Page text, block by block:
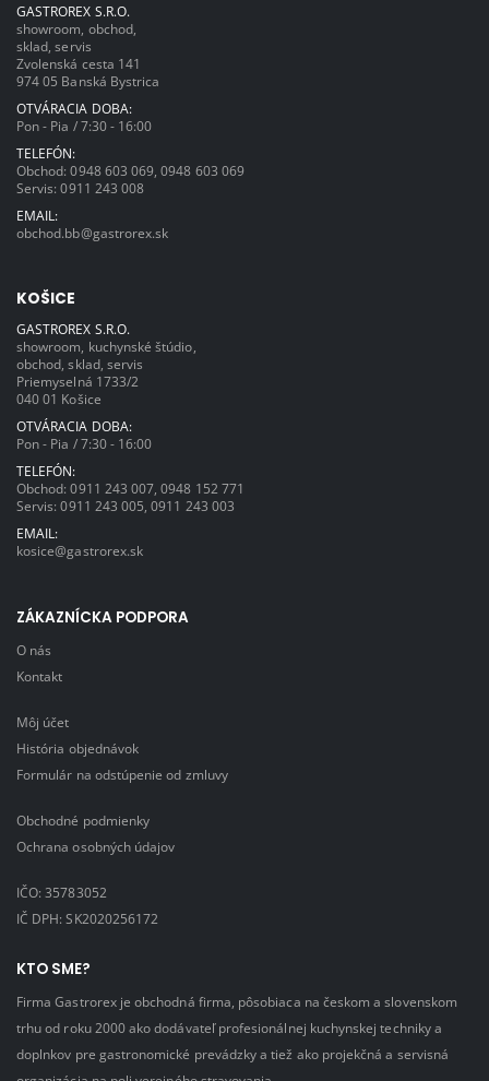
GASTROREX S.R.O.
showroom, obchod,
sklad, servis
Zvolenská cesta 141
974 05 Banská Bystrica
OTVÁRACIA DOBA:
Pon - Pia / 7:30 - 16:00
TELEFÓN:
Obchod:0948 603 069 ,0948 603 069
Servis:0911 243 008
EMAIL:
obchod.bb@gastrorex.sk
KOŠICE
GASTROREX S.R.O.
showroom, kuchynské štúdio,
obchod, sklad, servis
Priemyselná 1733/2
040 01 Košice
OTVÁRACIA DOBA:
Pon - Pia / 7:30 - 16:00
TELEFÓN:
Obchod:0911 243 007,0948 152 771
Servis:0911 243 005,0911 243 003
EMAIL:
kosice@gastrorex.sk
ZÁKAZNÍCKA PODPORA
O nás
Kontakt
Môj účet
História objednávok
Formulár na odstúpenie od zmluvy
Obchodné podmienky
Ochrana osobných údajov
IČO: 35783052
IČ DPH: SK2020256172
KTO SME?
Firma Gastrorex je obchodná firma, pôsobiaca na českom a slovenskom
trhu od roku 2000 ako dodávateľ profesionálnej kuchynskej techniky a
doplnkov pre gastronomické prevádzky a tiež ako projekčná a servisná